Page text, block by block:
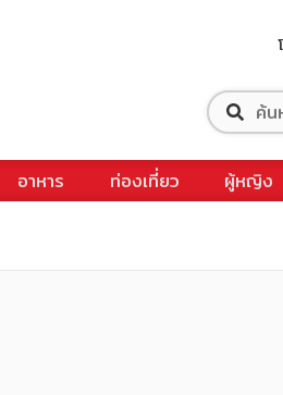
อาหาร ท่องเที่ยว ผู้หญิง